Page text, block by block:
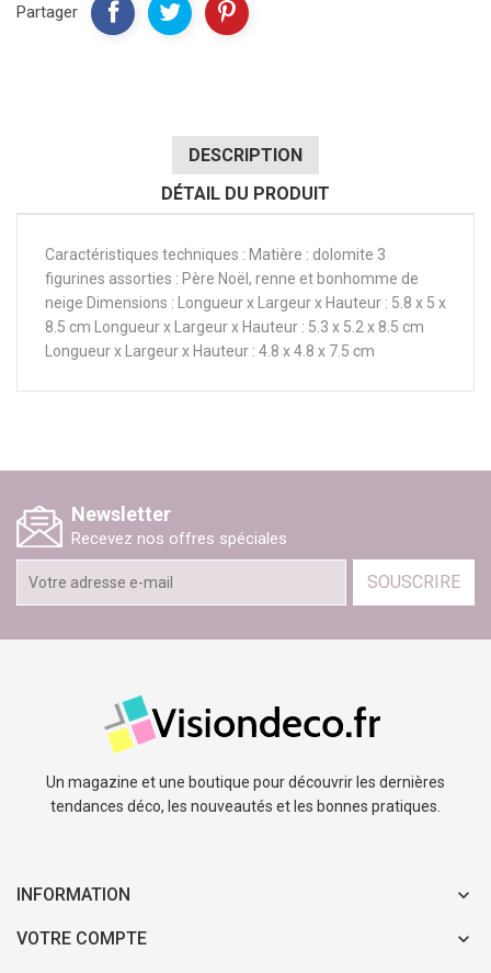
Partager
DESCRIPTION
DÉTAIL DU PRODUIT
Caractéristiques techniques : Matière : dolomite 3
figurines assorties : Père Noël, renne et bonhomme de
neige Dimensions : Longueur x Largeur x Hauteur : 5.8 x 5 x
8.5 cm Longueur x Largeur x Hauteur : 5.3 x 5.2 x 8.5 cm
Longueur x Largeur x Hauteur : 4.8 x 4.8 x 7.5 cm
Newsletter
Recevez nos offres spéciales
SOUSCRIRE
Un magazine et une boutique pour découvrir les dernières
tendances déco, les nouveautés et les bonnes pratiques.
INFORMATION
VOTRE COMPTE